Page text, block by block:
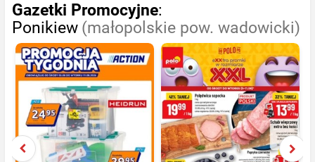
Gazetki Promocyjne:
Ponikiew (małopolskie pow. wadowicki)